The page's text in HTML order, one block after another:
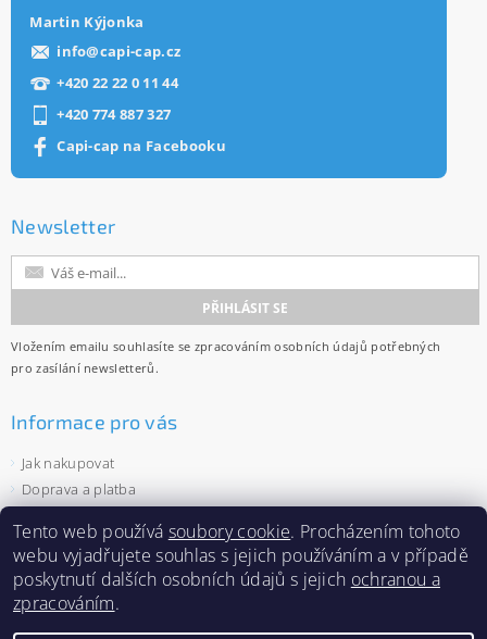
Martin Kýjonka
info@capi-cap.cz
+420 22 22 0 11 44
+420 774 887 327
Capi-cap na Facebooku
Newsletter
Vložením emailu souhlasíte se zpracováním osobních údajů potřebných
pro zasílání newsletterů.
Informace pro vás
Jak nakupovat
Doprava a platba
Ochrana osobních údajů
Velkoobchod
Zásady používání souborů cookies
Tento web používá soubory cookie. Procházením tohoto
webu vyjadřujete souhlas s jejich používáním a v případě
poskytnutí dalších osobních údajů s jejich ochranou a
zpracováním.